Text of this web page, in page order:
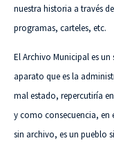
nuestra historia a través
programas, carteles, etc.
El Archivo Municipal es
aparato que es la
mal estado, repercutiría
y como consecuencia, en
sin archivo, es un pueblo